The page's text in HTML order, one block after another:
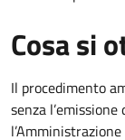
Cosa si
Il procedimento
senza